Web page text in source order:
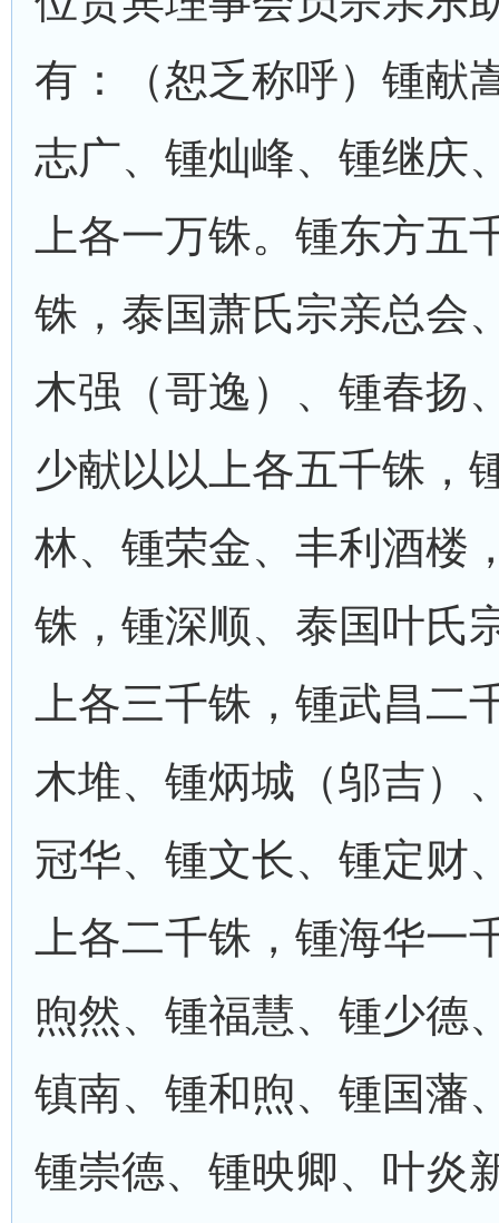
有：（恕乏称呼）锺献
志广、锺灿峰、锺继庆
上各一万铢。锺东方五
铢，泰国萧氏宗亲总会
木强（哥逸）、锺春扬
少献以以上各五千铢，
林、锺荣金、丰利酒楼
铢，锺深顺、泰国叶氏
上各三千铢，锺武昌二
木堆、锺炳城（邬吉）
冠华、锺文长、锺定财
上各二千铢，锺海华一
煦然、锺福慧、锺少德
镇南、锺和煦、锺国藩
锺崇德、锺映卿、叶炎